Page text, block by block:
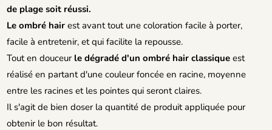
de plage soit réussi.
Le ombré hair est avant tout une coloration facile à porter,
facile à entretenir, et qui facilite la repousse.
Tout en douceur le dégradé d'un ombré hair classique est
réalisé en partant d'une couleur foncée en racine, moyenne
entre les racines et les pointes qui seront claires.
Il s'agit de bien doser la quantité de produit appliquée pour
obtenir le bon résultat.